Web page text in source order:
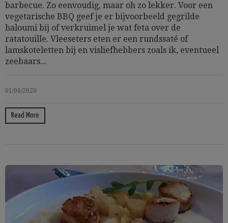
barbecue. Zo eenvoudig, maar oh zo lekker. Voor een
vegetarische BBQ geef je er bijvoorbeeld gegrilde
haloumi bij of verkruimel je wat feta over de
ratatouille. Vleeseters eten er een rundssaté of
lamskoteletten bij en visliefhebbers zoals ik, eventueel
zeebaars...
01/06/2020
Read More